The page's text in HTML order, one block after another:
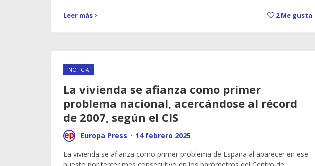
Leer más 2Me gusta
NOTICIA
La vivienda se afianza como primer
problema nacional, acercándose al récord
de 2007, según el CIS
Europa Press · 14 febrero 2025
La vivienda se afianza como primer problema de España al aparecer en ese